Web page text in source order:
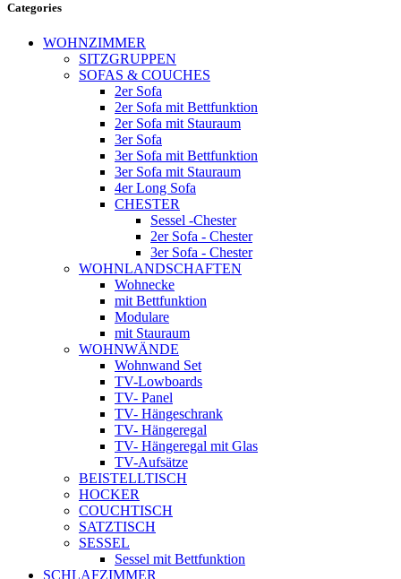
Categories
WOHNZIMMER
SITZGRUPPEN
SOFAS & COUCHES
2er Sofa
2er Sofa mit Bettfunktion
2er Sofa mit Stauraum
3er Sofa
3er Sofa mit Bettfunktion
3er Sofa mit Stauraum
4er Long Sofa
CHESTER
Sessel -Chester
2er Sofa - Chester
3er Sofa - Chester
WOHNLANDSCHAFTEN
Wohnecke
mit Bettfunktion
Modulare
mit Stauraum
WOHNWÄNDE
Wohnwand Set
TV-Lowboards
TV- Panel
TV- Hängeschrank
TV- Hängeregal
TV- Hängeregal mit Glas
TV-Aufsätze
BEISTELLTISCH
HOCKER
COUCHTISCH
SATZTISCH
SESSEL
Sessel mit Bettfunktion
SCHLAFZIMMER